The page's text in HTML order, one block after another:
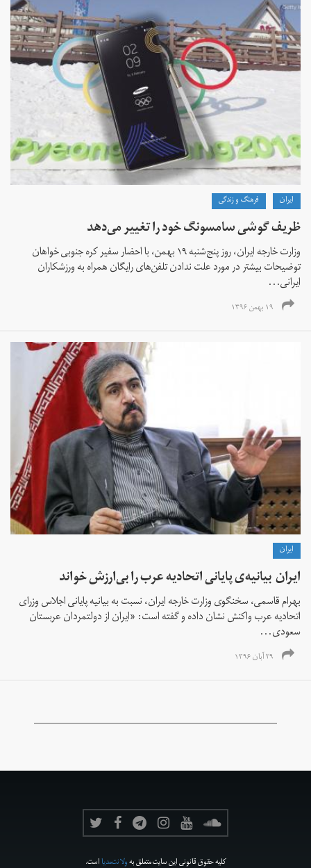
ايران فرهنگ و زندگی
ظریف گوشی سامسونگ خود را تغییر می‌دهد
وزارت خارجه ایران، روز پنج‌شنبه ۱۹ بهمن، با احضار سفیر کره جنوبی خواهان
توضیحات بیشتر در مورد علت ندادن تلفن‌های رایگان همراه به ورزشکاران
ایرانی...
۱۹ بهمن ۱۳۹۶
ايران
ایران بیانیه‌ی پایانی اتحادیه عرب را بی‌ارزش خواند
بهرام قاسمی، سخنگوی وزارت خارجه ایران، نسبت به بیانیه‌‌ پایانی اجلاس وزرای
اتحادیه عرب واکنش نشان داده و گفته است: «ایران از دولتمردان عربستان
سعودی...
۲۹ آبان ۱۳۹۶
کلیه حقوق قانونی این سایت متعلق بهولانت‌مدیااست.